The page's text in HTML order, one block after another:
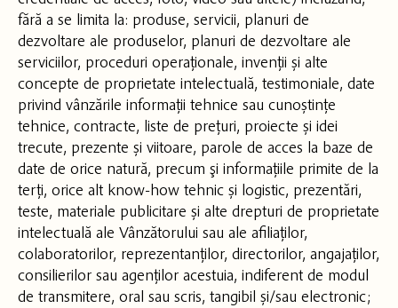
fără a se limita la: produse, servicii, planuri de
dezvoltare ale produselor, planuri de dezvoltare ale
serviciilor, proceduri operaționale, invenții și alte
concepte de proprietate intelectuală, testimoniale, date
privind vânzările informații tehnice sau cunoștințe
tehnice, contracte, liste de prețuri, proiecte și idei
trecute, prezente și viitoare, parole de acces la baze de
date de orice natură, precum şi informațiile primite de la
terți, orice alt know-how tehnic și logistic, prezentări,
teste, materiale publicitare și alte drepturi de proprietate
intelectuală ale Vânzătorului sau ale afiliaților,
colaboratorilor, reprezentanților, directorilor, angajaților,
consilierilor sau agenților acestuia, indiferent de modul
de transmitere, oral sau scris, tangibil și/sau electronic;